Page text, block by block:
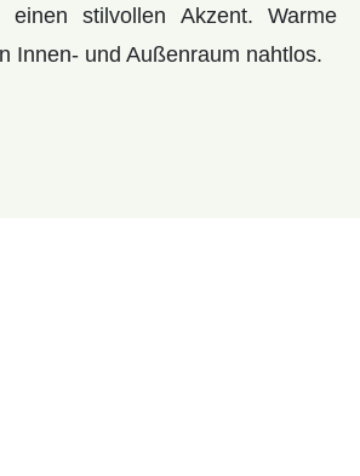
stilvollen Akzent. Warme
Innen- und Außenraum nahtlos.